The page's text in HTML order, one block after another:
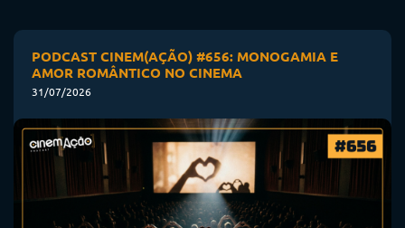
PODCAST CINEM(AÇÃO) #656: MONOGAMIA E
AMOR ROMÂNTICO NO CINEMA
31/07/2026